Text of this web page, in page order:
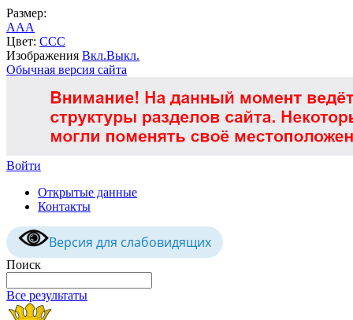
Размер:
AAA
Цвет: CCC
Изображения Вкл.Выкл.
Обычная версия сайта
Войти
Открытые данные
Контакты
Версия для слабовидящих
Поиск
Все результаты